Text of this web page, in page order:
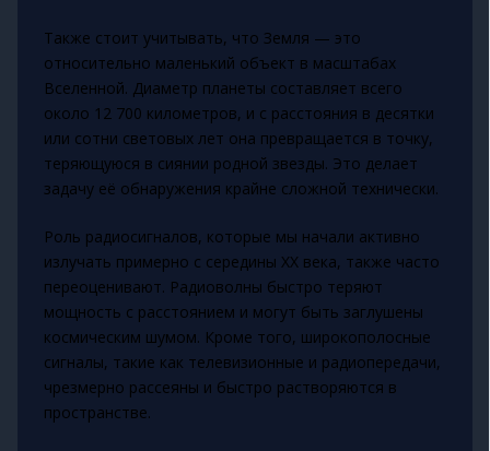
Также стоит учитывать, что Земля — это
относительно маленький объект в масштабах
Вселенной. Диаметр планеты составляет всего
около 12 700 километров, и с расстояния в десятки
или сотни световых лет она превращается в точку,
теряющуюся в сиянии родной звезды. Это делает
задачу её обнаружения крайне сложной технически.
Роль радиосигналов, которые мы начали активно
излучать примерно с середины XX века, также часто
переоценивают. Радиоволны быстро теряют
мощность с расстоянием и могут быть заглушены
космическим шумом. Кроме того, широкополосные
сигналы, такие как телевизионные и радиопередачи,
чрезмерно рассеяны и быстро растворяются в
пространстве.